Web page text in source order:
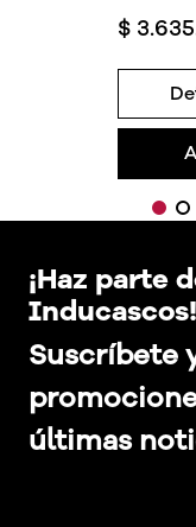
$ 3.635
¡Haz parte
Inducascos!
Suscríbete
últimas